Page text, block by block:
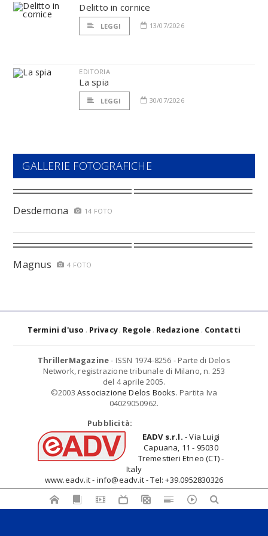
Delitto in cornice
LEGGI 13/07/2026
EDITORIA
La spia
LEGGI 30/07/2026
GALLERIE FOTOGRAFICHE
Desdemona 14 FOTO
Magnus 4 FOTO
Termini d'uso Privacy Regole Redazione Contatti
ThrillerMagazine- ISSN 1974-8256 - Parte di Delos
Network, registrazione tribunale di Milano, n. 253
del 4 aprile 2005.
©2003 Associazione Delos Books. Partita Iva
04029050962.
Pubblicità:
EADV s.r.l. - Via Luigi
Capuana, 11 - 95030
Tremestieri Etneo (CT) -
Italy
www.eadv.it - info@eadv.it - Tel: +39.0952830326